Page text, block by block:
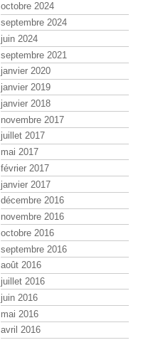
octobre 2024
septembre 2024
juin 2024
septembre 2021
janvier 2020
janvier 2019
janvier 2018
novembre 2017
juillet 2017
mai 2017
février 2017
janvier 2017
décembre 2016
novembre 2016
octobre 2016
septembre 2016
août 2016
juillet 2016
juin 2016
mai 2016
avril 2016